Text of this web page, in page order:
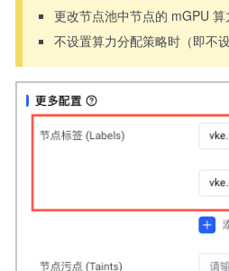
更改节点池中节点的 mGPU
不设置算力分配策略时（即不